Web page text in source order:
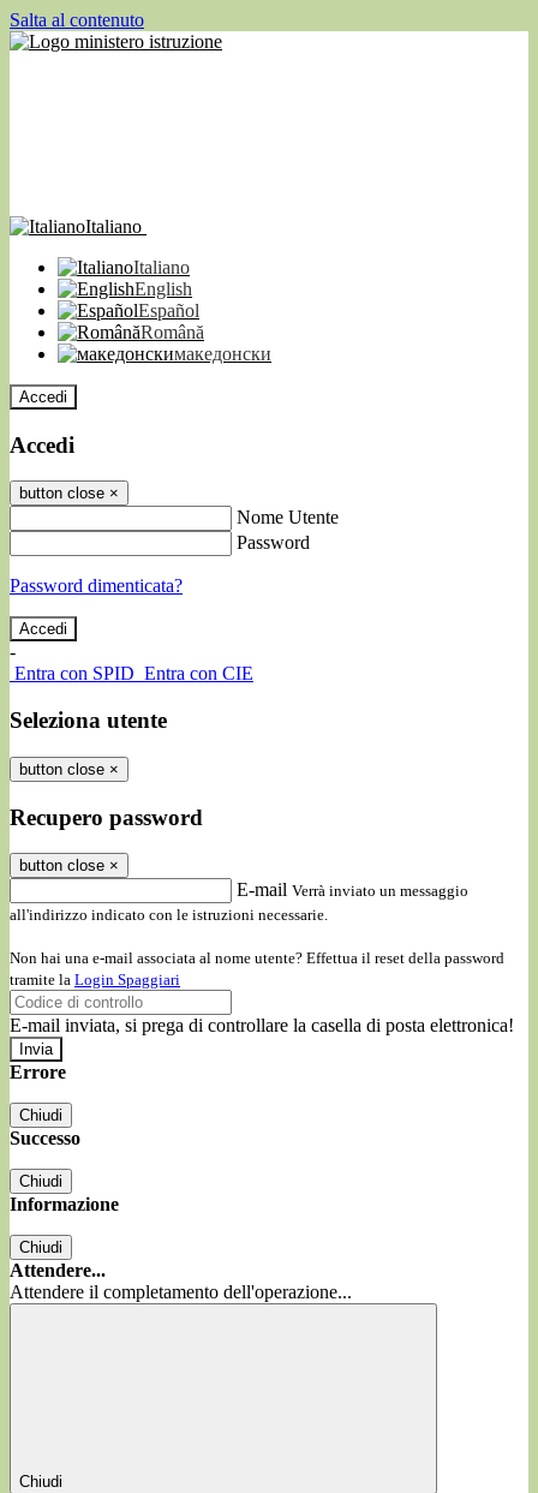
Salta al contenuto
Italiano
Italiano
English
Español
Română
македонски
Accedi
Accedi
button close ×
Nome Utente
Password
Password dimenticata?
-
Entra con SPID Entra con CIE
Seleziona utente
button close ×
Recupero password
button close ×
E-mail Verrà inviato un messaggio
all'indirizzo indicato con le istruzioni necessarie.
Non hai una e-mail associata al nome utente? Effettua il reset della password
tramite la Login Spaggiari
E-mail inviata, si prega di controllare la casella di posta elettronica!
Errore
Chiudi
Successo
Chiudi
Informazione
Chiudi
Attendere...
Attendere il completamento dell'operazione...
Chiudi